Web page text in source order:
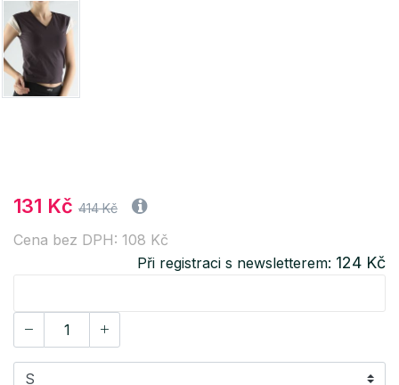
131 Kč 414 Kč
Cena bez DPH: 108 Kč
Při registraci s newsletterem: 124 Kč